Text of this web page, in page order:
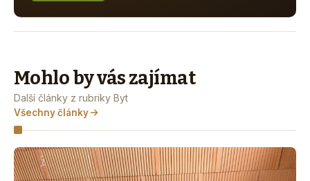
Mohlo by vás zajímat
Další články z rubriky Byt
Všechny články